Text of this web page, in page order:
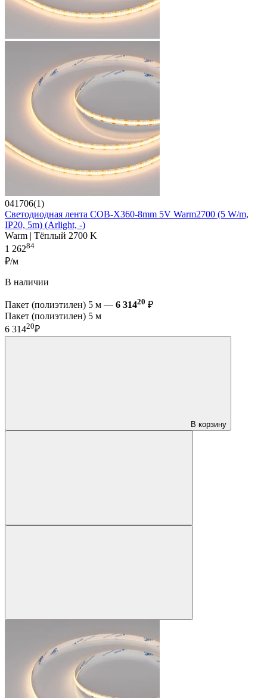
041706(1)
Светодиодная лента COB-X360-8mm 5V Warm2700 (5 W/m,
IP20, 5m) (Arlight, -)
Warm | Тёплый 2700 K
1 26284
₽/м
В наличии
Пакет (полиэтилен) 5 м — 6 31420 ₽
Пакет (полиэтилен) 5 м
6 31420₽
В корзину